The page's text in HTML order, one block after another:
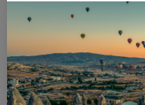
Oferujemy spokój z pełną opcją
zwrotu, jeśli musisz anulować do
24 godzin przed wycieczką.